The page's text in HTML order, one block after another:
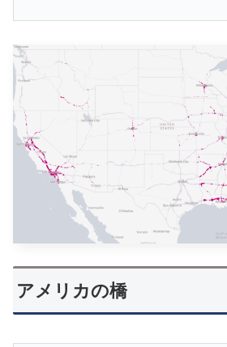
アメリカの橋